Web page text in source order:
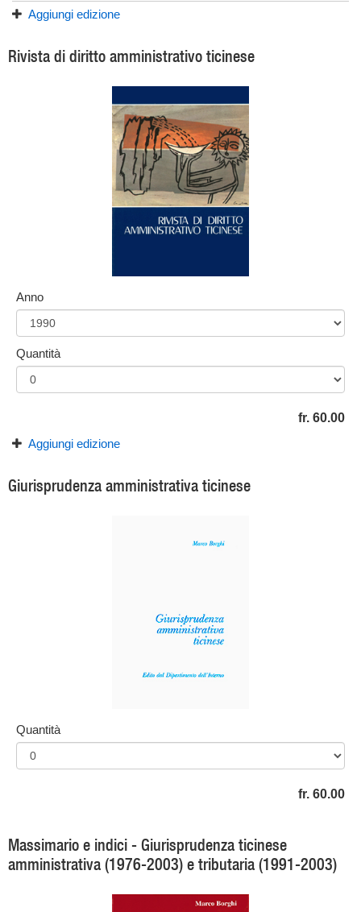
Aggiungi edizione
Rivista di diritto amministrativo ticinese
Anno
Quantità
fr. 60.00
Aggiungi edizione
Giurisprudenza amministrativa ticinese
Quantità
fr. 60.00
Massimario e indici - Giurisprudenza ticinese
amministrativa (1976-2003) e tributaria (1991-2003)